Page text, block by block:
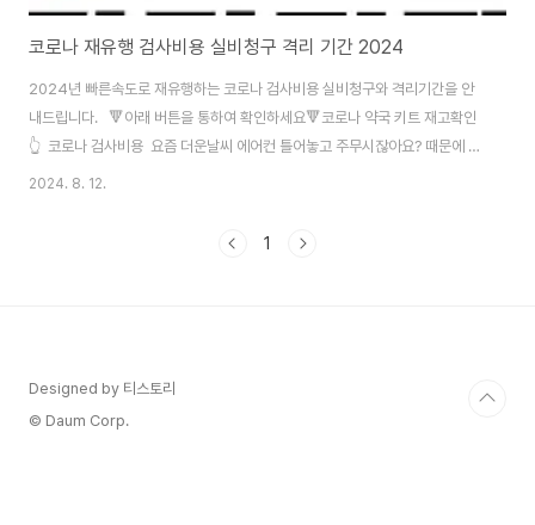
코로나 재유행 검사비용 실비청구 격리 기간 2024
2024년 빠른속도로 재유행하는 코로나 검사비용 실비청구와 격리기간을 안
내드립니다. 🔻아래 버튼을 통하여 확인하세요🔻코로나 약국 키트 재고확인
👆 코로나 검사비용 요즘 더운날씨 에어컨 틀어놓고 주무시잖아요? 때문에 냉
방병이라 생각하고 병원 방문하였는데 코로나 확진된 분들이 주변에 여럿 계시
니다. 그러다 보니 병원에서도 감기 환자분들께 코로나 검사를 권유한다고 합
2024. 8. 12.
1
Designed by 티스토리
© Daum Corp.